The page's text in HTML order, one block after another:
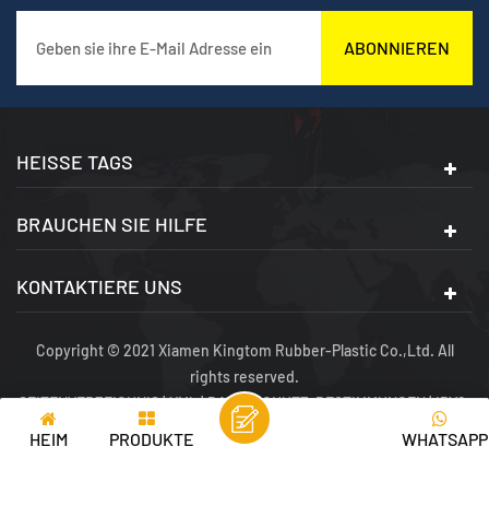
ABONNIEREN
HEISSE TAGS
BRAUCHEN SIE HILFE
KONTAKTIERE UNS
Copyright © 2021 Xiamen Kingtom Rubber-Plastic Co.,Ltd. All
rights reserved.
SEITENVERZEICHNIS|XML|DATENSCHUTZ-BESTIMMUNGEN|IPV6-
NETZWERK UNTERSTÜTZT
HEIM PRODUKTE WHATSAPP